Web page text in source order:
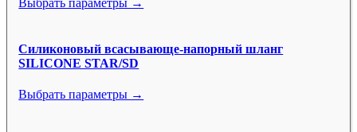
Выбрать параметры →
Силиконовый всасывающе-напорный шланг
SILICONE STAR/SD
Выбрать параметры →